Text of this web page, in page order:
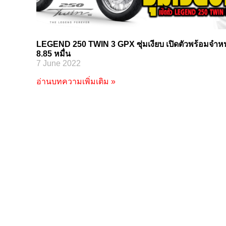
LEGEND 250 TWIN 3 GPX ซุ่มเงียบ เปิดตัวพร้อมจำห
8.85 หมื่น
7 June 2022
อ่านบทความเพิ่มเติม »